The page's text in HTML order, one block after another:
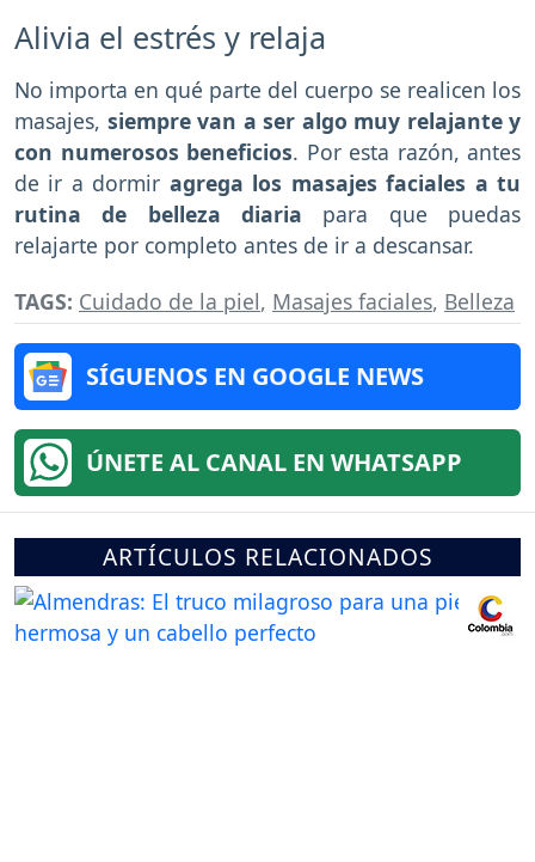
Alivia el estrés y relaja
No importa en qué parte del cuerpo se realicen los
masajes, siempre van a ser algo muy relajante y
con numerosos beneficios. Por esta razón, antes
de ir a dormir agrega los masajes faciales a tu
rutina de belleza diaria para que puedas
relajarte por completo antes de ir a descansar.
TAGS: Cuidado de la piel, Masajes faciales, Belleza
SÍGUENOS EN GOOGLE NEWS
ÚNETE AL CANAL EN WHATSAPP
ARTÍCULOS RELACIONADOS